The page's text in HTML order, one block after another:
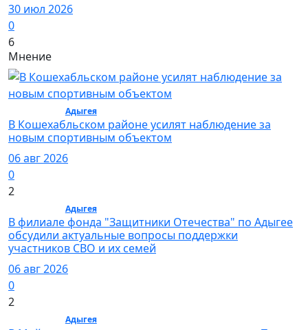
30 июл 2026
0
6
Мнение
Адыгея/ Общество
В Кошехабльском районе усилят наблюдение за
новым спортивным объектом
06 авг 2026
0
2
Адыгея/ Общество
В филиале фонда "Защитники Отечества" по Адыгее
обсудили актуальные вопросы поддержки
участников СВО и их семей
06 авг 2026
0
2
Адыгея/ Общество